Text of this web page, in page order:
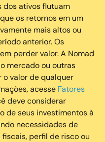
dos ativos flutuam
os retornos em um
mais altos ou
anterior. Os
perder valor. A Nomad
mercado ou outras
o valor de qualquer
acesse Fatores
deve considerar
de seus investimentos à
necessidades de
perfil de risco ou